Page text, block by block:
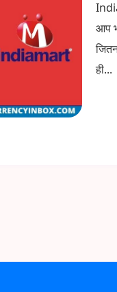
आप
ही...